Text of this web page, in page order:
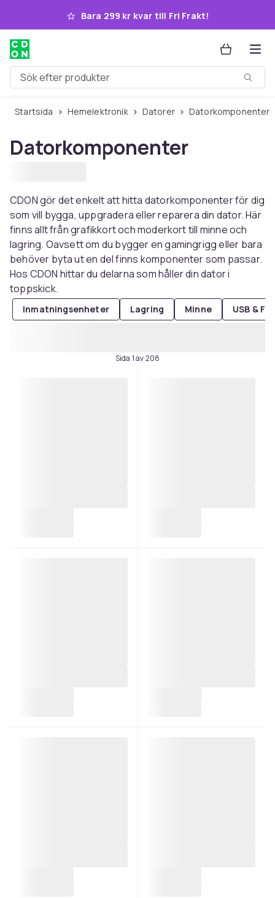
Hoppa till huvudinnehållet
Bara 299 kr kvar till Fri Frakt!
Sök efter produkter
Startsida Hemelektronik Datorer Datorkomponenter
Datorkomponenter
CDON gör det enkelt att hitta datorkomponenter för dig
som vill bygga, uppgradera eller reparera din dator. Här
finns allt från grafikkort och moderkort till minne och
lagring. Oavsett om du bygger en gamingrigg eller bara
behöver byta ut en del finns komponenter som passar.
Hos CDON hittar du delarna som håller din dator i
toppskick.
Inmatningsenheter Lagring Minne USB &
Sida 1 av 208